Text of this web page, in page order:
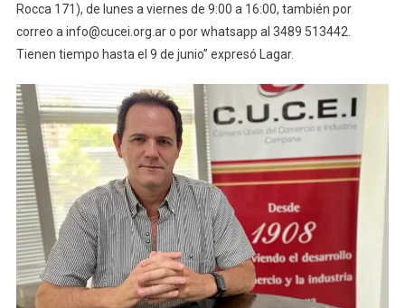
Rocca 171), de lunes a viernes de 9:00 a 16:00, también por
correo a info@cucei.org.ar o por whatsapp al 3489 513442.
Tienen tiempo hasta el 9 de junio” expresó Lagar.